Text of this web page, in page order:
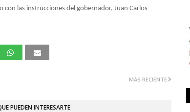
las instrucciones del gobernador, Juan Carlos
MÁS RECIENTE
PUEDEN INTERESARTE